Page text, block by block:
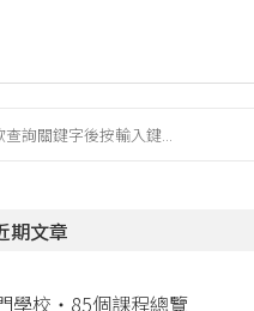
期文章
學校・85個課程總覽